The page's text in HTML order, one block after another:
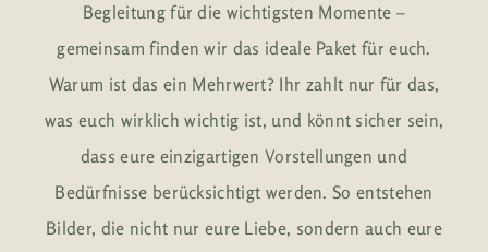
Begleitung für die wichtigsten Momente –
gemeinsam finden wir das ideale Paket für euch.
Warum ist das ein Mehrwert? Ihr zahlt nur für das,
was euch wirklich wichtig ist, und könnt sicher sein,
dass eure einzigartigen Vorstellungen und
Bedürfnisse berücksichtigt werden. So entstehen
Bilder, die nicht nur eure Liebe, sondern auch eure